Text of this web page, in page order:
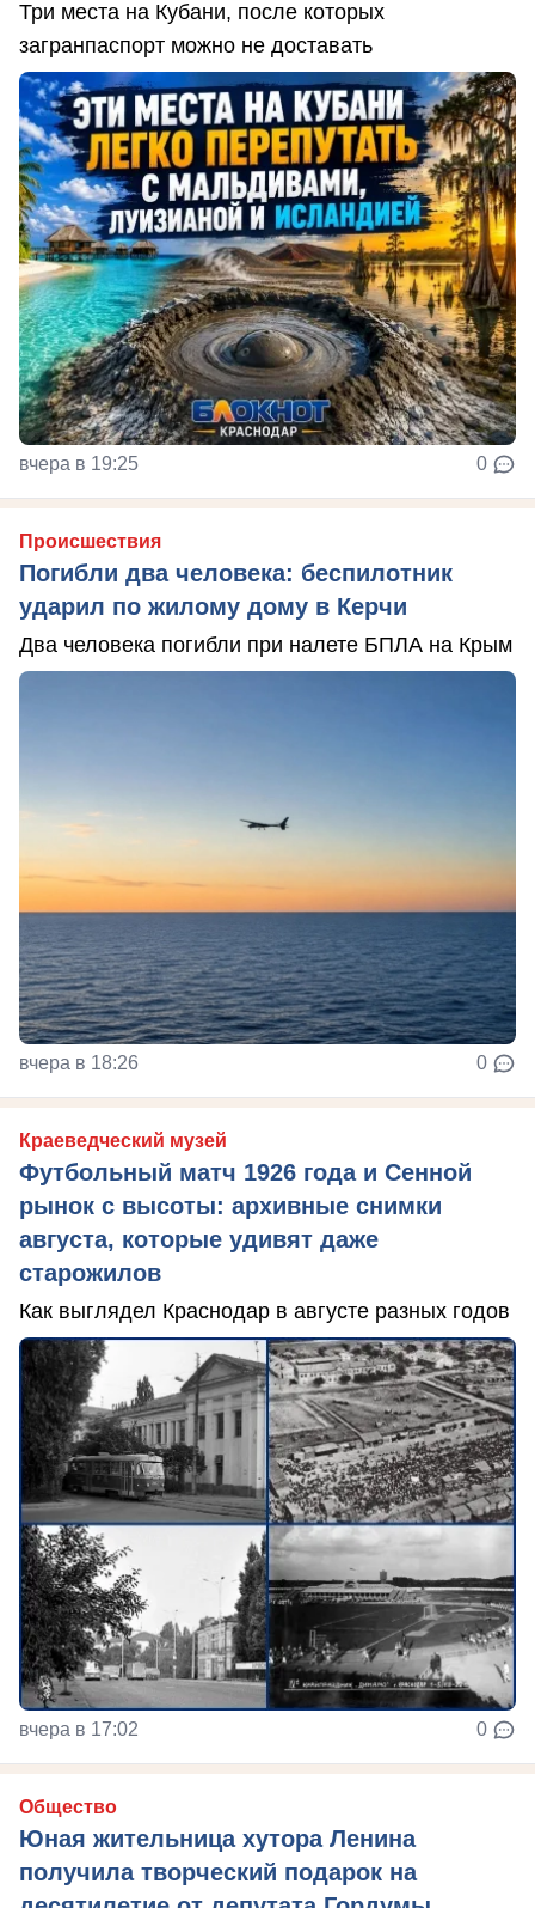
Три места на Кубани, после которых
загранпаспорт можно не доставать
вчера в 19:25 0
Происшествия
Погибли два человека: беспилотник
ударил по жилому дому в Керчи
Два человека погибли при налете БПЛА на Крым
вчера в 18:26 0
Краеведческий музей
Футбольный матч 1926 года и Сенной
рынок с высоты: архивные снимки
августа, которые удивят даже
старожилов
Как выглядел Краснодар в августе разных годов
вчера в 17:02 0
Общество
Юная жительница хутора Ленина
получила творческий подарок на